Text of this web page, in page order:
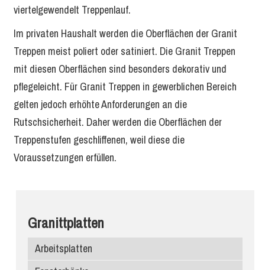
viertelgewendelt Treppenlauf.
Im privaten Haushalt werden die Oberflächen der Granit
Treppen meist poliert oder satiniert. Die Granit Treppen
mit diesen Oberflächen sind besonders dekorativ und
pflegeleicht. Für Granit Treppen in gewerblichen Bereich
gelten jedoch erhöhte Anforderungen an die
Rutschsicherheit. Daher werden die Oberflächen der
Treppenstufen geschliffenen, weil diese die
Voraussetzungen erfüllen.
Granittplatten
Arbeitsplatten